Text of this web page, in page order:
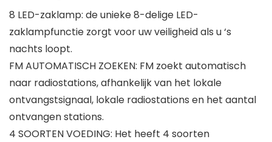
8 LED-zaklamp: de unieke 8-delige LED-
zaklampfunctie zorgt voor uw veiligheid als u ‘s
nachts loopt.
FM AUTOMATISCH ZOEKEN: FM zoekt automatisch
naar radiostations, afhankelijk van het lokale
ontvangstsignaal, lokale radiostations en het aantal
ontvangen stations.
4 SOORTEN VOEDING: Het heeft 4 soorten